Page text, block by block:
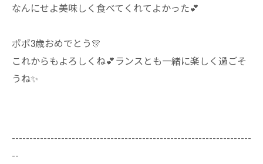
なんにせよ美味しく食べてくれてよかった💕
ポポ3歳おめでとう🎊
これからもよろしくね💕ランスとも一緒に楽しく過ごそ
うね✨
--------------------------------------------------------------------
--